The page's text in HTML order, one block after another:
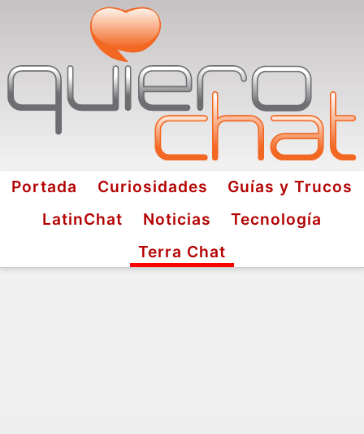
Portada Curiosidades
Guías y Trucos
LatinChat
Noticias
Tecnología
Terra Chat